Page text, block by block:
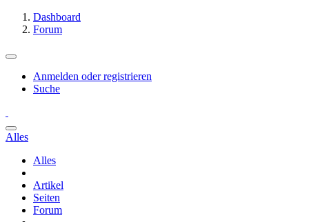
Dashboard
Forum
Anmelden oder registrieren
Suche
Alles
Alles
Artikel
Seiten
Forum